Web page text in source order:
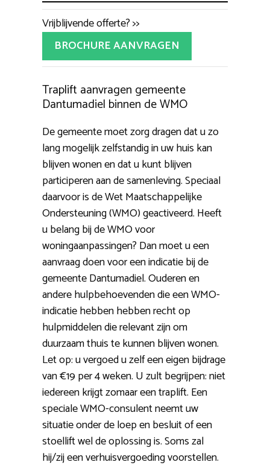
Vrijblijvende offerte? >>
BROCHURE AANVRAGEN
Traplift aanvragen gemeente
Dantumadiel binnen de WMO
De gemeente moet zorg dragen dat u zo
lang mogelijk zelfstandig in uw huis kan
blijven wonen en dat u kunt blijven
participeren aan de samenleving. Speciaal
daarvoor is de Wet Maatschappelijke
Ondersteuning (WMO) geactiveerd. Heeft
u belang bij de WMO voor
woningaanpassingen? Dan moet u een
aanvraag doen voor een indicatie bij de
gemeente Dantumadiel. Ouderen en
andere hulpbehoevenden die een WMO-
indicatie hebben hebben recht op
hulpmiddelen die relevant zijn om
duurzaam thuis te kunnen blijven wonen.
Let op: u vergoed u zelf een eigen bijdrage
van €19 per 4 weken. U zult begrijpen: niet
iedereen krijgt zomaar een traplift. Een
speciale WMO-consulent neemt uw
situatie onder de loep en besluit of een
stoellift wel de oplossing is. Soms zal
hij/zij een verhuisvergoeding voorstellen.